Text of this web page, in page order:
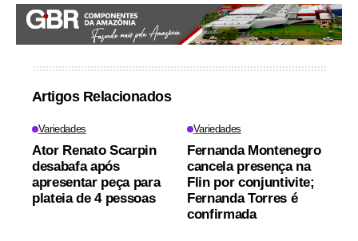
Artigos Relacionados
Variedades
Ator Renato Scarpin
desabafa após
apresentar peça para
plateia de 4 pessoas
Variedades
Fernanda Montenegro
cancela presença na
Flin por conjuntivite;
Fernanda Torres é
confirmada